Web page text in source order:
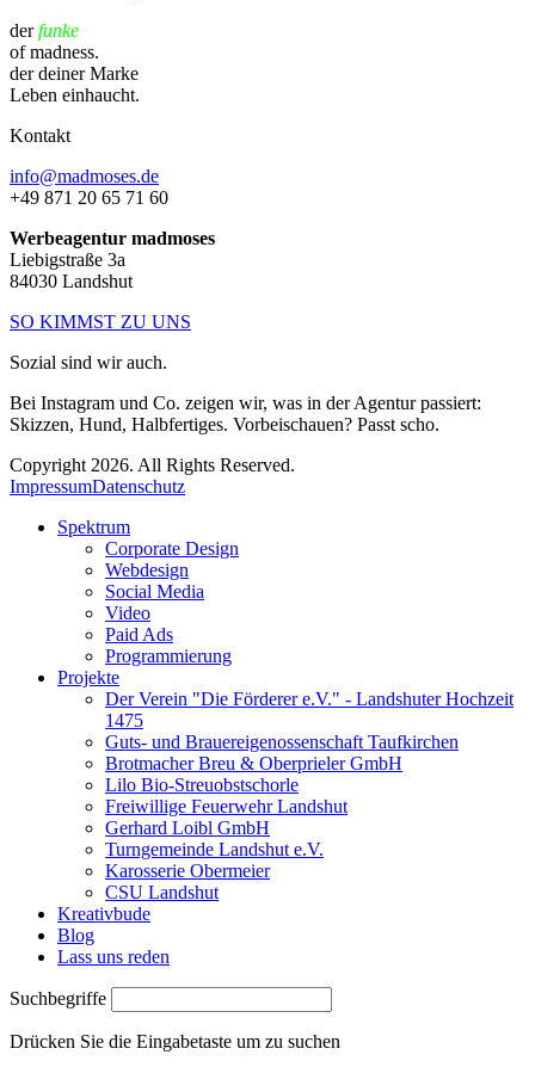
derfunke
of madness.
der deiner Marke
Leben einhaucht.
Kontakt
info@madmoses.de
+49 871 20 65 71 60
Werbeagentur madmoses
Liebigstraße 3a
84030 Landshut
SO KIMMST ZU UNS
Sozial sind wir auch.
Bei Instagram und Co. zeigen wir, was in der Agentur passiert:
Skizzen, Hund, Halbfertiges. Vorbeischauen? Passt scho.
Copyright 2026. All Rights Reserved.
ImpressumDatenschutz
Spektrum
Corporate Design
Webdesign
Social Media
Video
Paid Ads
Programmierung
Projekte
Der Verein "Die Förderer e.V." - Landshuter Hochzeit
1475
Guts- und Brauereigenossenschaft Taufkirchen
Brotmacher Breu & Oberprieler GmbH
Lilo Bio-Streuobstschorle
Freiwillige Feuerwehr Landshut
Gerhard Loibl GmbH
Turngemeinde Landshut e.V.
Karosserie Obermeier
CSU Landshut
Kreativbude
Blog
Lass uns reden
Suchbegriffe
Drücken Sie die Eingabetaste um zu suchen